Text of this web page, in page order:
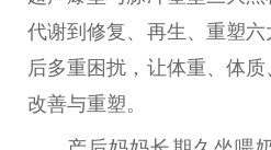
代谢到修复、再生、重塑
后多重困扰，让体重、体
改善与重塑。